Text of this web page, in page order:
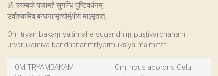
ॐ त्र्यम्बकं यजामहे सुगन्धिं पुष्टिवर्धनम्
उर्वारुकमिव बन्धनान्मृत्योर्मुक्षीय माऽमृतात्
Om tryambakaṃ yajāmahe sugandhiṃ puṣṭivardhanam
urvārukamiva bandhanānmṛtyormukṣīya mā’mṛtāt
OM TRYAMBAKAM
Om, nous adorons Celui